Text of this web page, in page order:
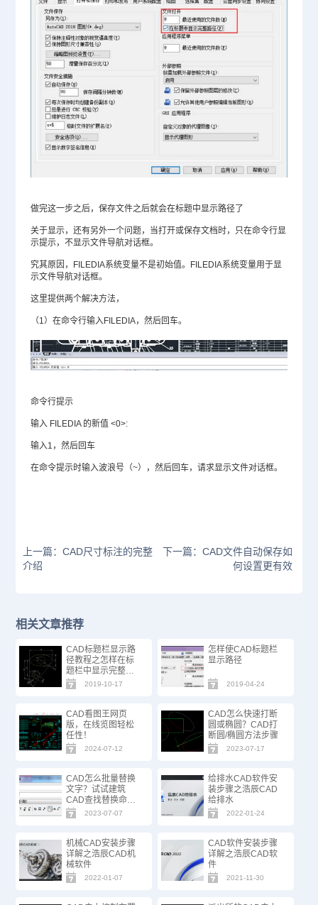
做完这一步之后，保存文件之后就会在标题中显示路径了
关于显示，还有另外一个问题，当打开或保存文档时，只在命令行显
示提示，不显示文件导航对话框。
究其原因，FILEDIA系统变量不是初始值。FILEDIA系统变量用于显
示文件导航对话框。
这里提供两个解决方法，
（1）在命令行输入FILEDIA，然后回车。
命令行提示
输入 FILEDIA 的新值 <0>:
输入1，然后回车
在命令提示时输入波浪号（~），然后回车，请求显示文件对话框。
上一篇：CAD尺寸标注的完整
介绍
下一篇：CAD文件自动保存如
何设置更有效
相关文章推荐
CAD标题栏显示路
径教程之怎样在标
题栏中显示完整路
径
2019-10-17
怎样使CAD标题栏
显示路径
2019-04-24
CAD看图王网页
版，在线览图轻松
任性！
2024-07-12
CAD怎么快速打断
圆或椭圆？CAD打
断圆/椭圆方法步骤
2023-07-17
CAD怎么批量替换
文字？试试建筑
CAD查找替换命
令！
2023-07-07
给排水CAD软件安
装步骤之浩辰CAD
给排水
2022-01-24
机械CAD安装步骤
详解之浩辰CAD机
械软件
2022-01-07
CAD软件安装步骤
详解之浩辰CAD软
件
2021-11-30